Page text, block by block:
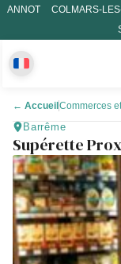
ANNOT COLMARS-
← Accueil Commerces
Barrême
Supérette